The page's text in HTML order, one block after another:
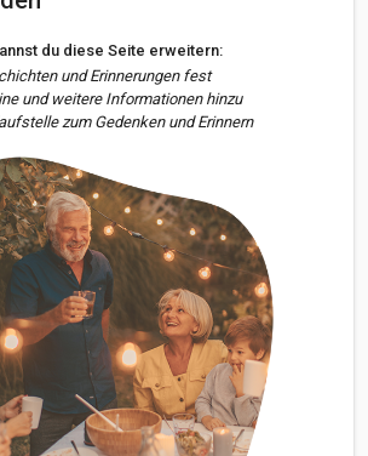
du diese Seite erweitern:
und Erinnerungen fest
und weitere Informationen hinzu
zum Gedenken und Erinnern